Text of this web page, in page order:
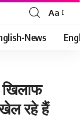
Font
Resizer
Aa
News
खेल रहे हैं